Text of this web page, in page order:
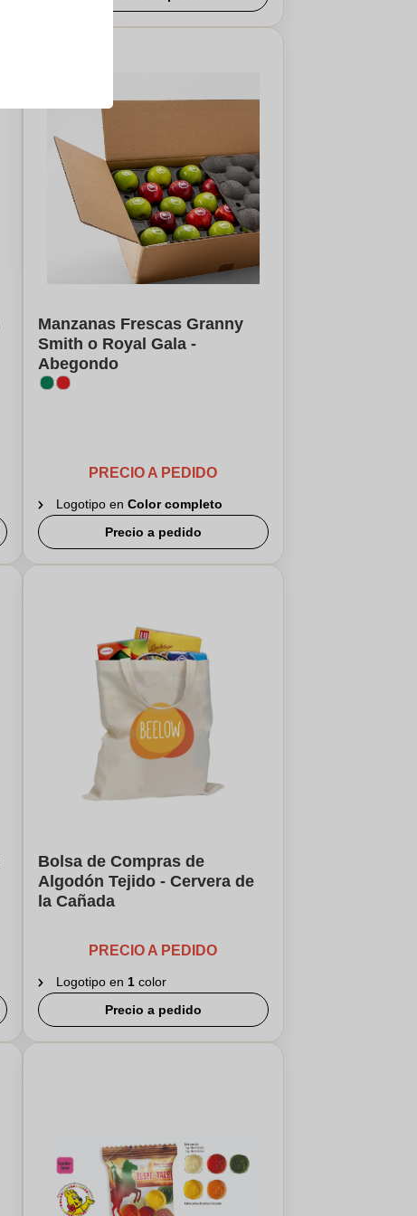
Manzanas Frescas Granny
Smith o Royal Gala -
Abegondo
PRECIO A PEDIDO
Logotipo en Color completo
Precio a pedido
Bolsa de Compras de
Algodón Tejido - Cervera de
la Cañada
PRECIO A PEDIDO
Logotipo en 1 color
Precio a pedido